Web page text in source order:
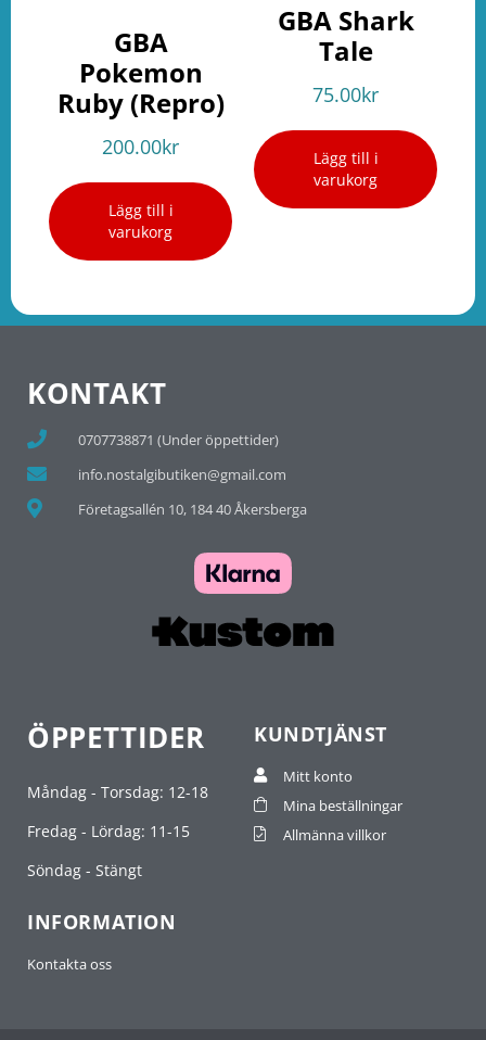
GBA
Pokemon
Ruby (Repro)
200.00kr
Lägg till i
varukorg
GBA Shark
Tale
75.00kr
Lägg till i
varukorg
KONTAKT
0707738871 (Under öppettider)
info.nostalgibutiken@gmail.com
Företagsallén 10, 184 40 Åkersberga
ÖPPETTIDER
Måndag - Torsdag: 12-18
Fredag - Lördag: 11-15
Söndag - Stängt
KUNDTJÄNST
Mitt konto
Mina beställningar
Allmänna villkor
INFORMATION
Kontakta oss